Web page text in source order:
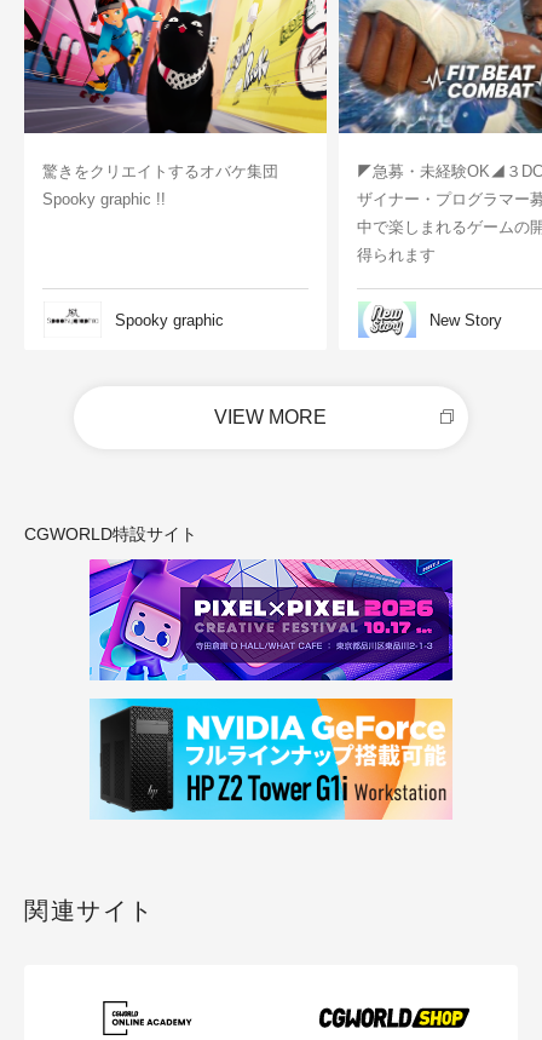
驚きをクリエイトするオバケ集団
Spooky graphic !!
Spooky graphic
◤急募・未経験OK◢３
ザイナー・プログラマー
中で楽しまれるゲームの
得られます
New Story
VIEW MORE
CGWORLD特設サイト
関連サイト